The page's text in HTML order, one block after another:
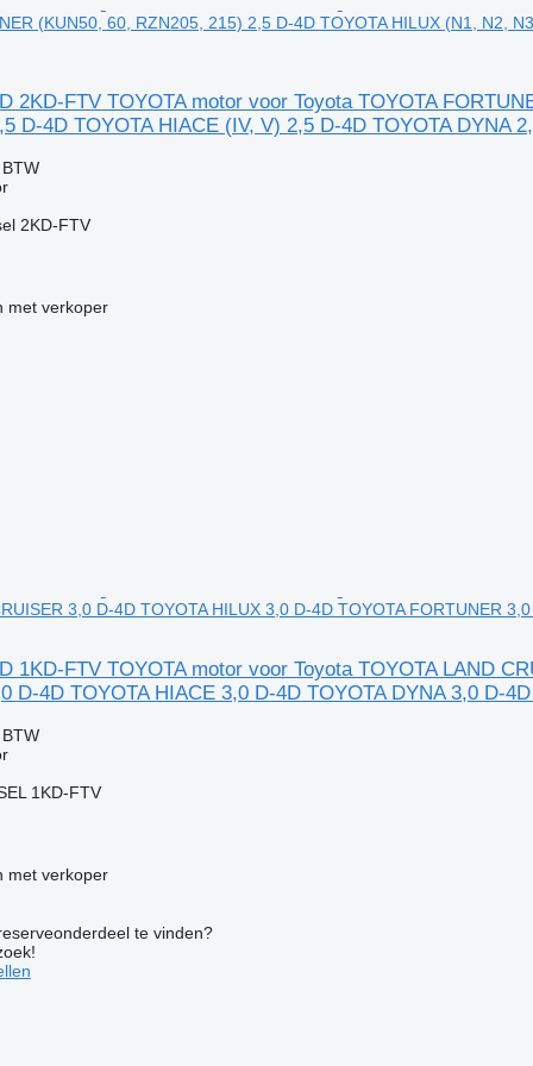
(KUN50, 60, RZN205, 215) 2,5 D-4D TOYOTA HILUX (N1, N2,
2KD-FTV TOYOTA motor voor Toyota TOYOTA
D-4D TOYOTA HIACE (IV, V) 2,5 D-4D TOYOTA DYNA
2KD-FTV
met verkoper
3,0 D-4D TOYOTA HILUX 3,0 D-4D TOYOTA FORTUNER
1KD-FTV TOYOTA motor voor Toyota TOYOTA LAND
D-4D TOYOTA HIACE 3,0 D-4D TOYOTA DYNA 3,0 D-
1KD-FTV
met verkoper
te vinden?